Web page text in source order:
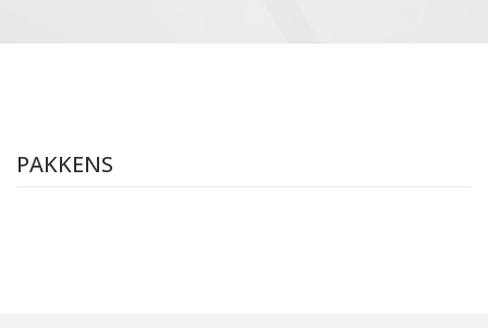
PAKKENS